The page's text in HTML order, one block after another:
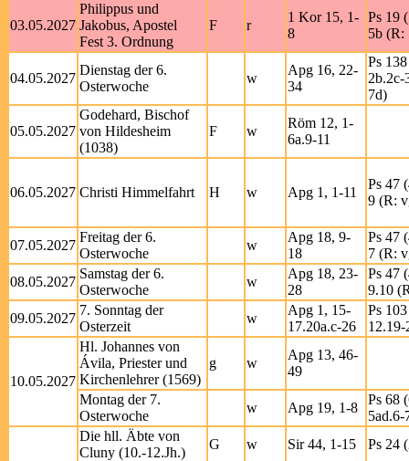
03.05.2027
Philippus und
Jakobus, Apostel
Fest 3. Ordnung
F r
1 Kor 15, 1-
8
Ps 19
5b (R:
04.05.2027
Dienstag der 6.
Osterwoche
w
Apg 16, 22-
34
Ps
2b.2c-
7d)
05.05.2027
Godehard, Bischof
von Hildesheim
(1038)
F w
Röm 12, 1-
6a.9-11
06.05.2027 Christi Himmelfahrt H w Apg 1, 1-11
Ps 47
9 (R:
07.05.2027
Freitag der 6.
Osterwoche
w
Apg 18, 9-
18
Ps 47
7 (R:
08.05.2027
Samstag der 6.
Osterwoche
w
Apg 18, 23-
28
Ps 47
9.10
09.05.2027
7. Sonntag der
Osterzeit
w
Apg 1, 15-
17.20a.c-26
Ps
12.19-
10.05.2027
Hl. Johannes von
Ávila, Priester und
Kirchenlehrer (1569)
g w
Apg 13, 46-
49
Montag der 7.
Osterwoche
w Apg 19, 1-8
Ps 68
5ad.6-
Die hll. Äbte von
Cluny (10.-12.Jh.)
G w Sir 44, 1-15
Ps 24